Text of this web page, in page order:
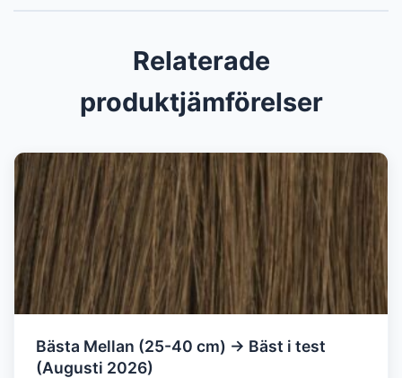
Relaterade
produktjämförelser
Bästa Mellan (25-40 cm) → Bäst i test
(Augusti 2026)